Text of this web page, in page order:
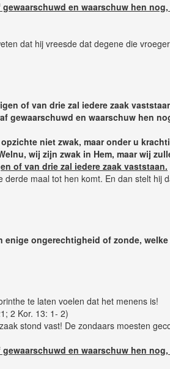
en waarschuw hen
dat hij vreesde dat degene die
of van drie zal iedere zaak
gewaarschuwd en waarschuw hen
niet zwak, maar onder u
wij zijn zwak in Hem, maar wij
of van drie zal iedere zaak vaststaan.
maal tot hen komt. En dan stelt hij
ongerechtigheid of zonde,
te laten voelen dat het menens is!
2 Kor. 13: 1- 2)
stond vast! De zondaars moesten
en waarschuw hen